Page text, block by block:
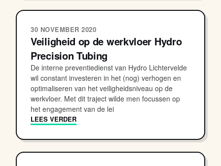
30 NOVEMBER 2020
Veiligheid op de werkvloer Hydro
Precision Tubing
De interne preventiedienst van Hydro Lichtervelde
wil constant investeren in het (nog) verhogen en
optimaliseren van het veiligheidsniveau op de
werkvloer. Met dit traject wilde men focussen op
het engagement van de lei
LEES VERDER